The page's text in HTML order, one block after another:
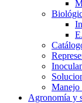
Manejo
Agronomía y